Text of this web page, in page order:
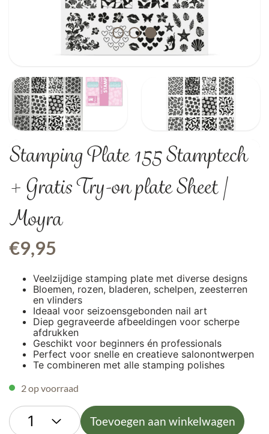
Stamping Plate 155 Stamptech
+ Gratis Try-on plate Sheet |
Moyra
€9,95
Veelzijdige stamping plate met diverse designs
Bloemen, rozen, bladeren, schelpen, zeesterren
en vlinders
Ideaal voor seizoensgebonden nail art
Diep gegraveerde afbeeldingen voor scherpe
afdrukken
Geschikt voor beginners én professionals
Perfect voor snelle en creatieve salonontwerpen
Te combineren met alle stamping polishes
2 op voorraad
Toevoegen aan winkelwagen